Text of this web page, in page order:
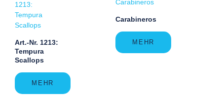
Art.-Nr. 1213:
Tempura
Scallops
MEHR
Carabineros
MEHR